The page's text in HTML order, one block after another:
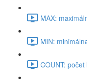
MAX:
MIN:
COUNT: